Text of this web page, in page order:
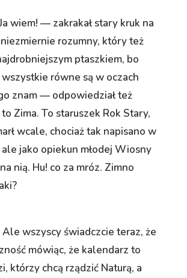
wiem! — zakrakał stary kruk na
niezmiernie rozumny, który też
ptaszkiem, bo
wszystkie równe są w oczach
znam — odpowiedział też
Zima. To staruszek Rok Stary,
wcale, chociaż tak napisano w
jako opiekun młodej Wiosny
nią. Hu! co za mróz. Zimno
wszyscy świadczcie teraz, że
mówiąc, że kalendarz to
którzy chcą rządzić Naturą, a